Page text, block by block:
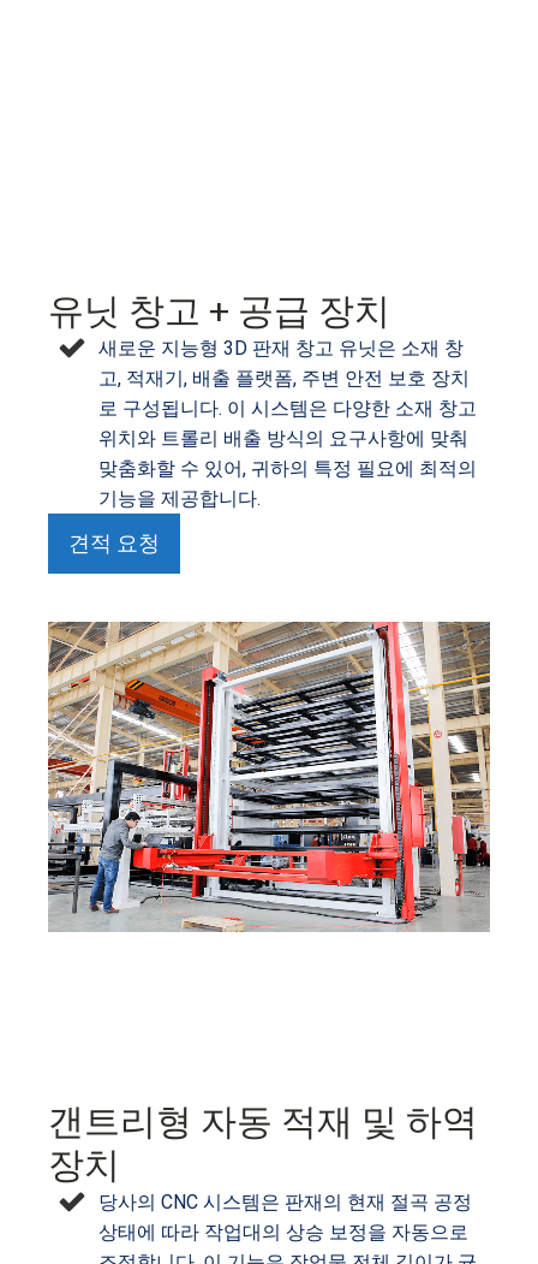
유닛 창고 + 공급 장치
새로운 지능형 3D 판재 창고 유닛은 소재 창
고, 적재기, 배출 플랫폼, 주변 안전 보호 장치
로 구성됩니다. 이 시스템은 다양한 소재 창고
위치와 트롤리 배출 방식의 요구사항에 맞춰
맞춤화할 수 있어, 귀하의 특정 필요에 최적의
기능을 제공합니다.
견적 요청
갠트리형 자동 적재 및 하역
장치
당사의 CNC 시스템은 판재의 현재 절곡 공정
상태에 따라 작업대의 상승 보정을 자동으로